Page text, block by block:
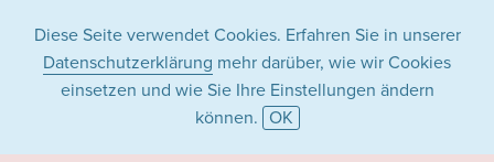
Diese Seite verwendet Cookies. Erfahren Sie in unserer
Datenschutzerklärung mehr darüber, wie wir Cookies
einsetzen und wie Sie Ihre Einstellungen ändern
können. OK